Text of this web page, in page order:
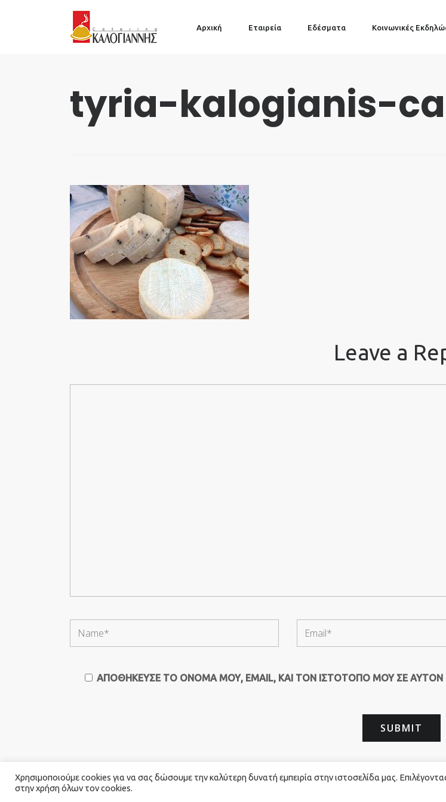
Αρχική Εταιρεία Εδέσματα Κοινωνικές
tyria-kalogianis-
Leave a
ΑΠΟΘΉΚΕΥΣΕ ΤΟ ΌΝΟΜΆ ΜΟΥ, EMAIL, ΚΑΙ ΤΟΝ ΙΣΤΌΤΟΠΟ ΜΟΥ ΣΕ
© 2026 Καλογιαννης Catering. All Rights Reserved. - Powered by
Χρησιμοποιούμε cookies για να σας δώσουμε την καλύτερη δυνατή εμπειρία στην ιστοσελίδα μας.
στην χρήση όλων τον cookies.